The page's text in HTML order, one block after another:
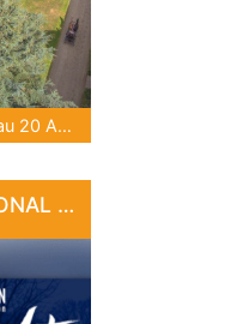
du 16 Juil 2026 au 20 Août 2026
SALON RÉGIONAL D'ART DE DOMJEAN